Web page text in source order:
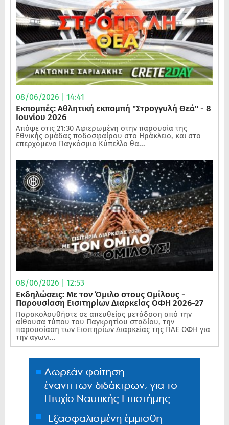
08/06/2026 | 14:41
Εκπομπές: Αθλητική εκπομπή "Στρογγυλή Θεά" - 8
Ιουνίου 2026
Απόψε στις 21:30 Αφιερωμένη στην παρουσία της
Εθνικής ομάδας ποδοσφαίρου στο Ηράκλειο, και στο
επερχόμενο Παγκόσμιο Κύπελλο θα...
08/06/2026 | 12:53
Εκδηλώσεις: Με τον Όμιλο στους Ομίλους -
Παρουσίαση Εισιτηρίων Διαρκείας ΟΦΗ 2026-27
Παρακολουθήστε σε απευθείας μετάδοση από την
αίθουσα τύπου του Παγκρητίου σταδίου, την
παρουσίαση των Εισιτηρίων Διαρκείας της ΠΑΕ ΟΦΗ για
την αγωνι...